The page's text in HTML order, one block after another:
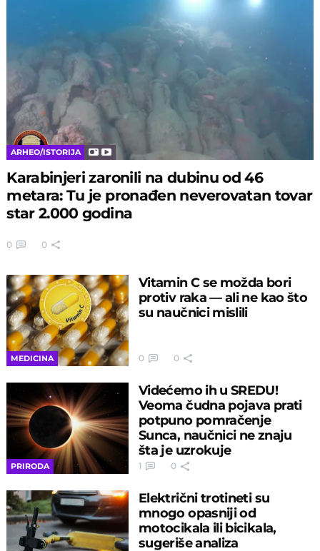
ARHEO/ISTORIJA
Karabinjeri zaronili na dubinu od 46
metara: Tu je pronađen neverovatan tovar
star 2.000 godina
0 0
MEDICINA
Vitamin C se možda bori
protiv raka — ali ne kao što
su naučnici mislili
0 0
PRIRODA
Videćemo ih u SREDU!
Veoma čudna pojava prati
potpuno pomračenje
Sunca, naučnici ne znaju
šta je uzrokuje
1 0
Električni trotineti su
mnogo opasniji od
motocikala ili bicikala,
sugeriše analiza